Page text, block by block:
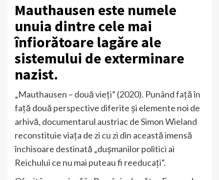
Mauthausen este numele
unuia dintre cele mai
înfiorătoare lagăre ale
sistemului de exterminare
nazist.
„Mauthausen – două vieţi” (2020). Punând faţă în
faţă două perspective diferite şi elemente noi de
arhivă, documentarul austriac de Simon Wieland
reconstituie viaţa de zi cu zi din această imensă
închisoare destinată „duşmanilor politici ai
Reichului ce nu mai puteau fi reeducaţi”.